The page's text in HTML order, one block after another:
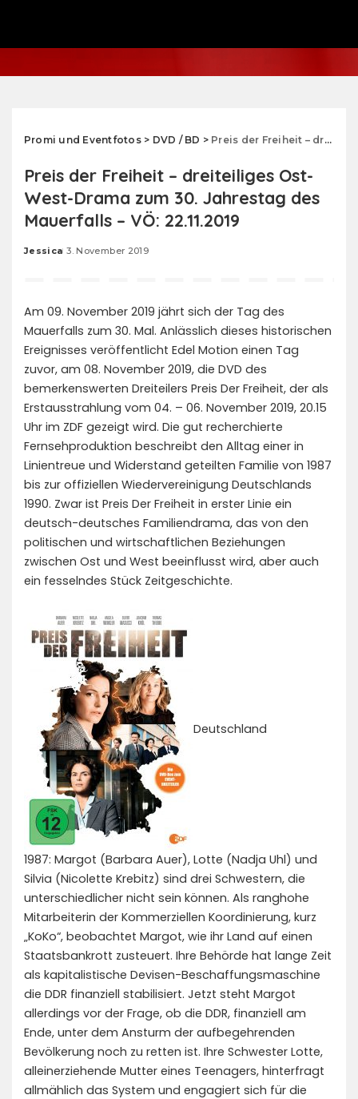
Promi und Eventfotos> DVD / BD > Preis der Freiheit – dreiteiliges Ost-West-Drama zum 30. Jahrestag des Mauerfalls – VÖ: 22.11.2019
Preis der Freiheit – dreiteiliges Ost-
West-Drama zum 30. Jahrestag des
Mauerfalls – VÖ: 22.11.2019
Posted
Jessica 3. November 2019
Am 09. November 2019 jährt sich der Tag des
Mauerfalls zum 30. Mal. Anlässlich dieses historischen
Ereignisses veröffentlicht Edel Motion einen Tag
zuvor, am 08. November 2019, die DVD des
bemerkenswerten Dreiteilers Preis Der Freiheit, der als
Erstausstrahlung vom 04. – 06. November 2019, 20.15
Uhr im ZDF gezeigt wird. Die gut recherchierte
Fernsehproduktion beschreibt den Alltag einer in
Linientreue und Widerstand geteilten Familie von 1987
bis zur offiziellen Wiedervereinigung Deutschlands
1990. Zwar ist Preis Der Freiheit in erster Linie ein
deutsch-deutsches Familiendrama, das von den
politischen und wirtschaftlichen Beziehungen
zwischen Ost und West beeinflusst wird, aber auch
ein fesselndes Stück Zeitgeschichte.
Deutschland
1987: Margot (Barbara Auer), Lotte (Nadja Uhl) und
Silvia (Nicolette Krebitz) sind drei Schwestern, die
unterschiedlicher nicht sein können. Als ranghohe
Mitarbeiterin der Kommerziellen Koordinierung, kurz
„KoKo“, beobachtet Margot, wie ihr Land auf einen
Staatsbankrott zusteuert. Ihre Behörde hat lange Zeit
als kapitalistische Devisen-Beschaffungsmaschine
die DDR finanziell stabilisiert. Jetzt steht Margot
allerdings vor der Frage, ob die DDR, finanziell am
Ende, unter dem Ansturm der aufbegehrenden
Bevölkerung noch zu retten ist. Ihre Schwester Lotte,
alleinerziehende Mutter eines Teenagers, hinterfragt
allmählich das System und engagiert sich für die